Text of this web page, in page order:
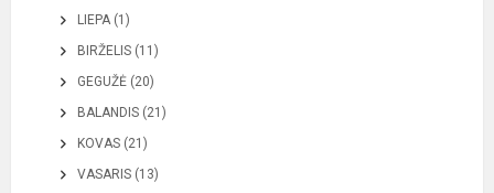
LIEPA (1)
BIRŽELIS (11)
GEGUŽĖ (20)
BALANDIS (21)
KOVAS (21)
VASARIS (13)